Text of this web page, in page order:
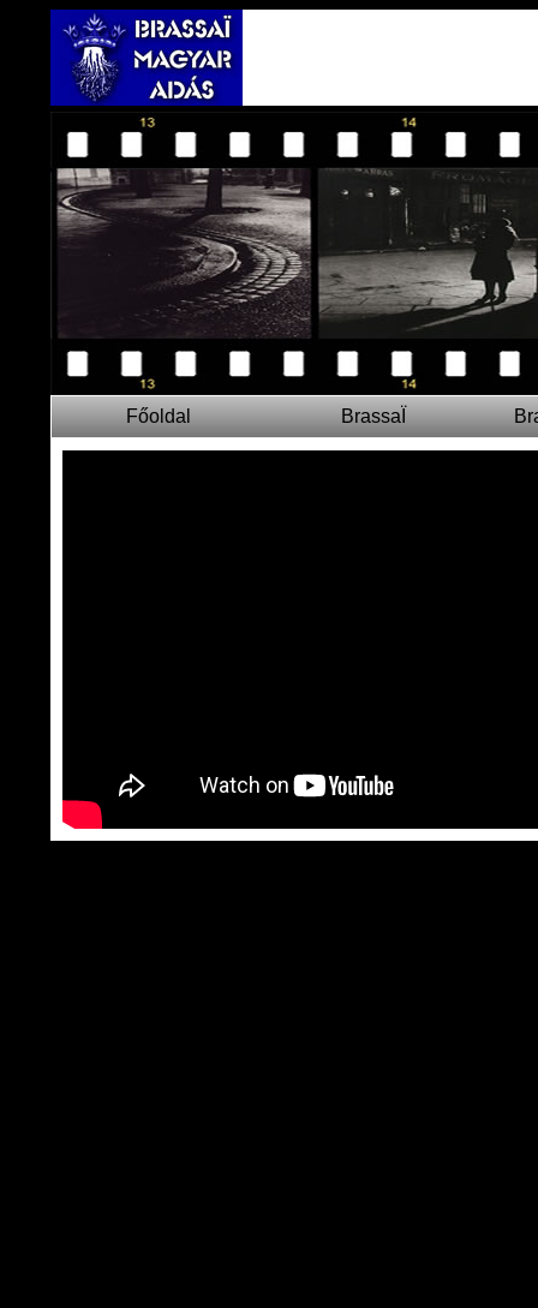
Főoldal BrassaÏ